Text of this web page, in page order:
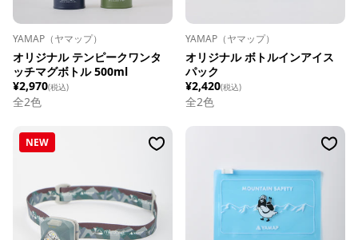
YAMAP（ヤマップ）
オリジナル テンピークワンタ
ッチマグボトル 500ml
¥2,970(税込)
全2色
YAMAP（ヤマップ）
オリジナル ボトルインアイス
パック
¥2,420(税込)
全2色
NEW